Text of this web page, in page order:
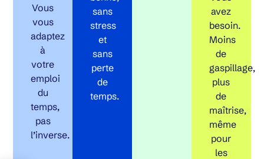
Vous
vous
adaptez
à
votre
emploi
du
temps,
pas
l’inverse.
sans
stress
et
sans
perte
de
temps.
avez
besoin.
Moins
de
gaspillage,
plus
de
maîtrise,
même
pour
les